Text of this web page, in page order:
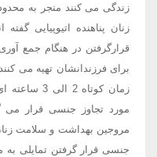
زندگی می کنند منجر به
زنان پناهنده اتیوپیایی
قرارگرفتن در هنگام جمع
برای فرزندانشان تهیه می
زمان کوتاه
مورد تجاوز جنسی قرار می
مروجین بهداشت و سلامت
جنسی قرار گرفتن تمایلی